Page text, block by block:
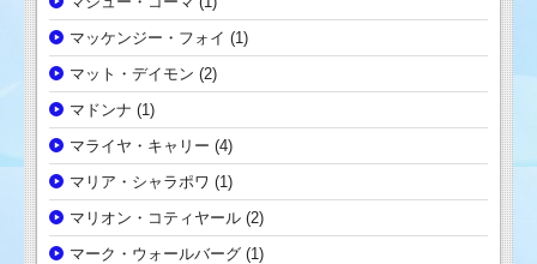
マッケンジー・フォイ (1)
マット・デイモン (2)
マドンナ (1)
マライヤ・キャリー (4)
マリア・シャラポワ (1)
マリオン・コティヤール (2)
マーク・ウォールバーグ (1)